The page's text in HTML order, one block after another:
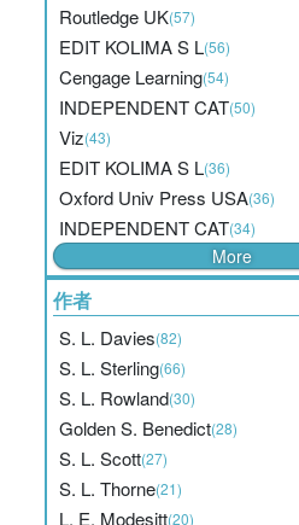
Routledge UK(57)
EDIT KOLIMA S L(56)
Cengage Learning(54)
INDEPENDENT CAT(50)
Viz(43)
EDIT KOLIMA S L(36)
Oxford Univ Press USA(36)
INDEPENDENT CAT(34)
More
作者
S. L. Davies(82)
S. L. Sterling(66)
S. L. Rowland(30)
Golden S. Benedict(28)
S. L. Scott(27)
S. L. Thorne(21)
L. E. Modesitt(20)